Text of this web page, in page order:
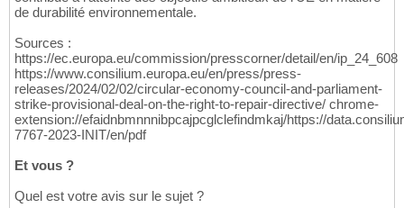
de durabilité environnementale.
Sources :
https://ec.europa.eu/commission/presscorner/detail/en/ip_24_608
https://www.consilium.europa.eu/en/press/press-
releases/2024/02/02/circular-economy-council-and-parliament-
strike-provisional-deal-on-the-right-to-repair-directive/ chrome-
extension://efaidnbmnnnibpcajpcglclefindmkaj/https://
7767-2023-INIT/en/pdf
Et vous ?
Quel est votre avis sur le sujet ?